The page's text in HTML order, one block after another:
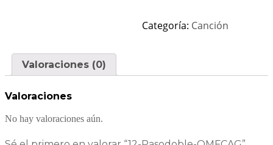
Categoría: Canción
Valoraciones (0)
Valoraciones
No hay valoraciones aún.